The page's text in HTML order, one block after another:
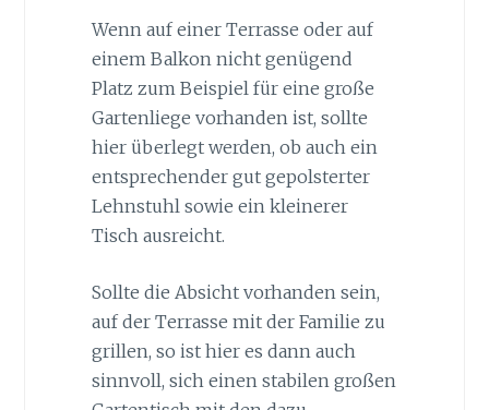
Wenn auf einer Terrasse oder auf
einem Balkon nicht genügend
Platz zum Beispiel für eine große
Gartenliege vorhanden ist, sollte
hier überlegt werden, ob auch ein
entsprechender gut gepolsterter
Lehnstuhl sowie ein kleinerer
Tisch ausreicht.
Sollte die Absicht vorhanden sein,
auf der Terrasse mit der Familie zu
grillen, so ist hier es dann auch
sinnvoll, sich einen stabilen großen